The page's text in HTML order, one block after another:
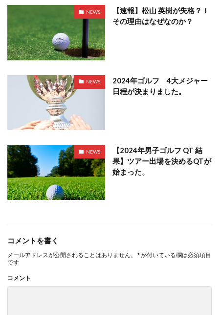
NEWS
【速報】松山 英樹が失格？！
その理由はなぜなのか？
NEWS
2024年ゴルフ 4大メジャー
日程が決まりました。
NEWS
【2024年男子ゴルフ QT 結
果】ツアー出場を決めるQTが
始まった。
コメントを書く
メールアドレスが公開されることはありません。 *が付いている欄は必須項目
です
コメント